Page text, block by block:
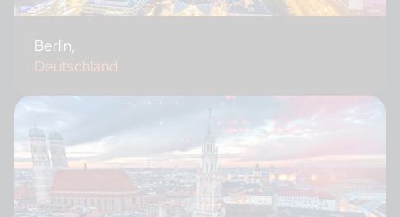
Berlin,
Deutschland